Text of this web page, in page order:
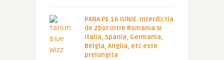
PANA PE 16 IUNIE. Interdictia
de zbor intre Romania si
Italia, Spania, Germania,
Belgia, Anglia, etc este
prelungita